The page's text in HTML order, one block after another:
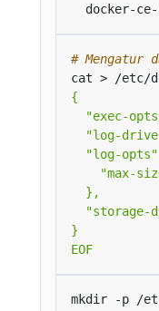
docker-ce-
# Mengatur
cat > /etc/
EOF